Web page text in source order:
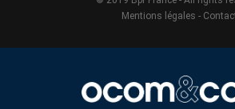
Mentions légales -